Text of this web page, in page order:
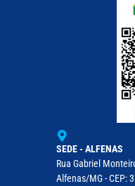
SEDE - ALFENAS
Rua Gabriel
Alfenas/MG - CEP: